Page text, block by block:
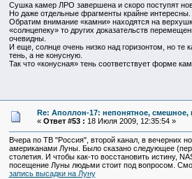
Сушка камер ЛРО завершена и скоро поступят
Но даже отдельные фрагменты крайне интересны.
Обратим внимание «камни» находятся на
«солнцепеку» то других доказательств
очевидны.
И еще, солнце очень низко над горизонтом, но
тень, а не конусную.
Так что «конусная» тень соответствует форме
Re: Аполлон-17: непонятное, смешное,
« Ответ #53 : 18 Июля 2009, 12:35:54 »
Вчера по ТВ "Россия", второй канал, в вечерних
американами Луны. Было сказано следующее
столетия. И чтобы как-то восстановить истину,
посещение Луны людьми стоит под вопросом.
запись высадки на Луну